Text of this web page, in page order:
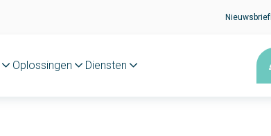
Nieuwsbrief
Oplossingen Diensten